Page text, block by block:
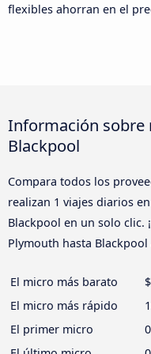
flexibles ahorran en el
Información sobre
Blackpool
Compara todos los
realizan 1 viajes diarios
Blackpool en un solo clic.
Plymouth hasta
El micro más barato
El micro más rápido
El primer micro